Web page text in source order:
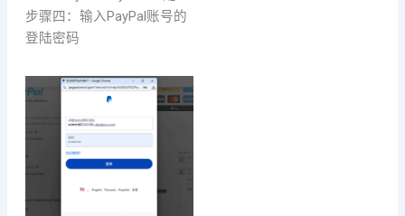
步骤四：输入PayPal账号的
登陆密码